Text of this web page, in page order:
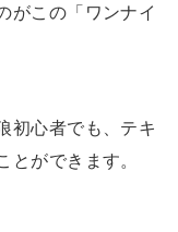
がこの「ワンナイ
初心者でも、テキ
とができます。